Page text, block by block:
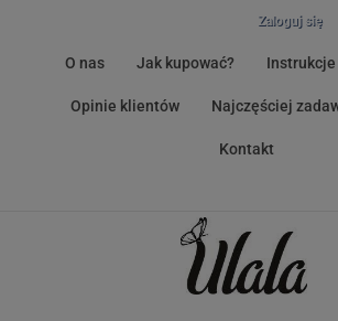
Zaloguj się
O nas Jak kupować? Instrukcje
Opinie klientów Najczęściej
Kontakt